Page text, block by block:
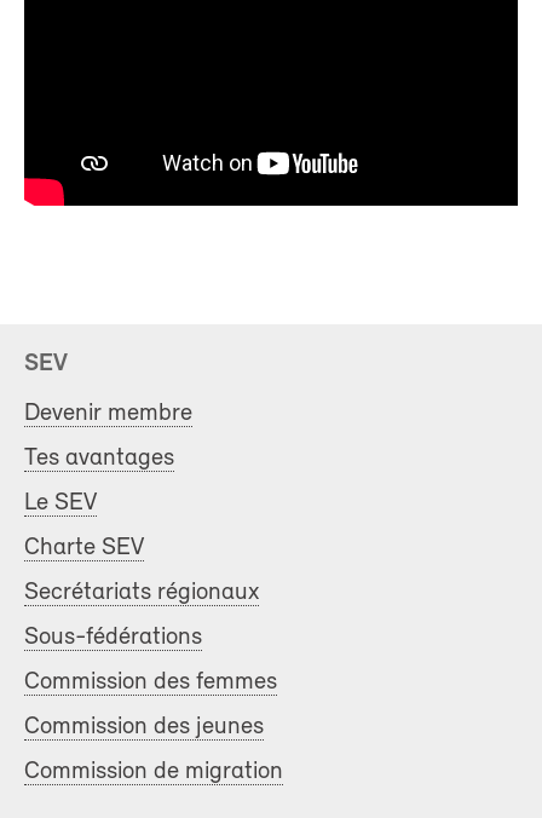
SEV
Devenir membre
Tes avantages
Le SEV
Charte SEV
Secrétariats régionaux
Sous-fédérations
Commission des femmes
Commission des jeunes
Commission de migration